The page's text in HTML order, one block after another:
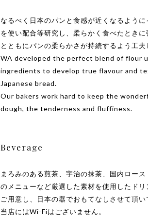
なるべく日本のパンと食感が近くなるよう
を使い配合等研究し、柔らかく食べたとき
とともにパンの柔らかさが持続するよう工夫
WA developed the perfect blend of flour
ingredients to develop true flavour and
Japanese bread.
Our bakers work hard to keep the
dough, the tenderness and fluffiness.
Beverage
まろみのある煎茶、宇治の抹茶、国内ロー
のメニューなど厳選した素材を使用したド
ご用意し、日本の器でおもてなしさせて頂い
当店にはWi-Fiはございません。